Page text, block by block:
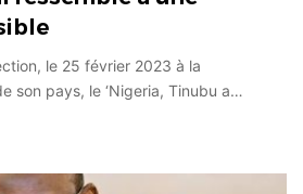
le 25 février 2023 à la
son pays, le ‘Nigeria, Tinubu a…